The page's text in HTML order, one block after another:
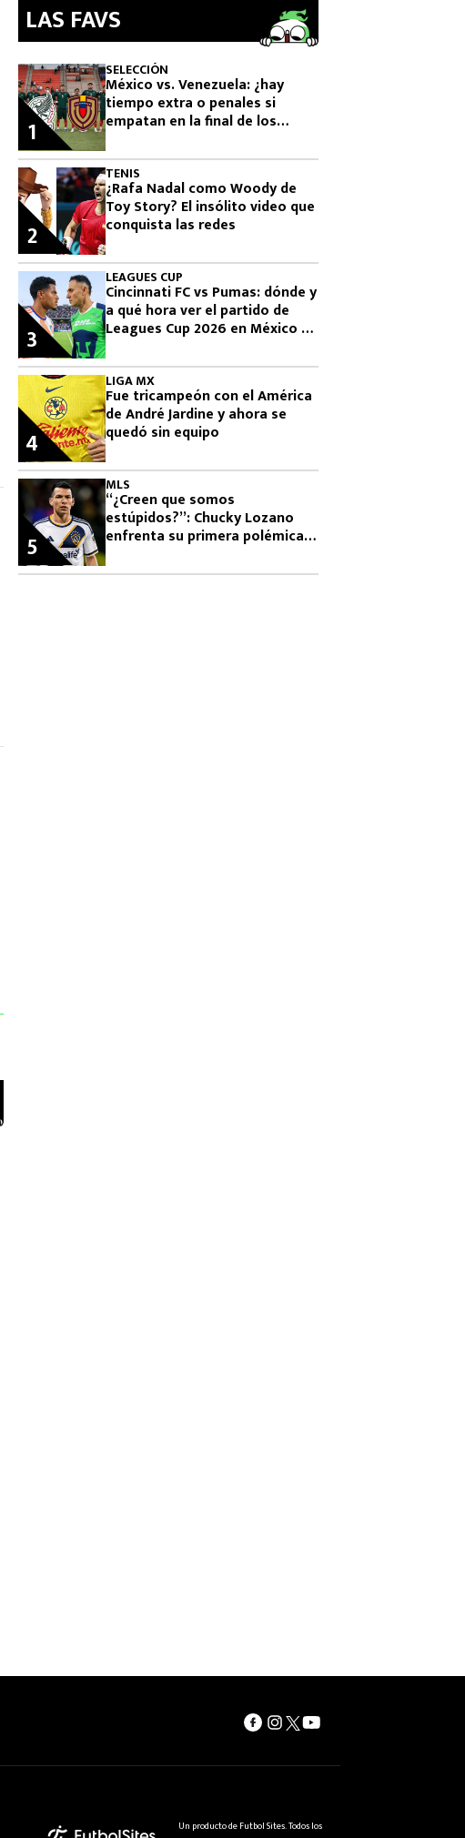
LAS FAVS
SELECCIÓN
México vs. Venezuela: ¿hay
tiempo extra o penales si
empatan en la final de los
2026?
1
TENIS
¿Rafa Nadal como Woody de
Toy Story? El insólito video que
conquista las redes
2
LEAGUES CUP
Cincinnati FC vs Pumas: dónde y
a qué hora ver el partido de
Leagues Cup 2026 en México y
3
LIGA MX
Fue tricampeón con el América
de André Jardine y ahora se
quedó sin equipo
4
MLS
“¿Creen que somos
estúpidos?”: Chucky Lozano
enfrenta su primera polémica
5
Un producto de Futbol Sites. Todos los